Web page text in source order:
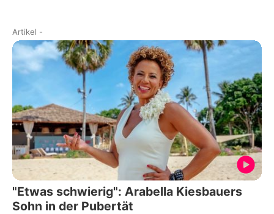
Artikel -
"Etwas schwierig": Arabella Kiesbauers
Sohn in der Pubertät